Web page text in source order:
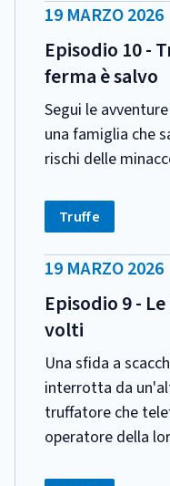
DATA
19 MARZO 2026
Episodio 10 -
ferma è salvo
Segui le
una famiglia che
rischi delle
CATEGORIA:
Tag:
Truffe
DATA
19 MARZO 2026
Episodio 9 -
volti
Una sfida a
interrotta da
truffatore che
operatore della
CATEGORIA: